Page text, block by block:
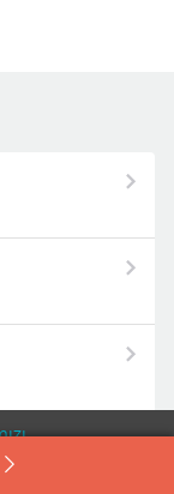
right